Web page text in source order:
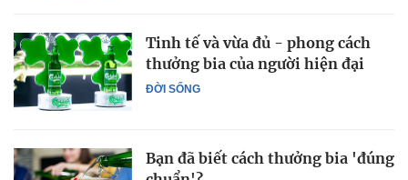
ĐỜI SỐNG
Tinh tế và vừa đủ - phong cách
thưởng bia của người hiện đại
Bạn đã biết cách thưởng bia 'đúng